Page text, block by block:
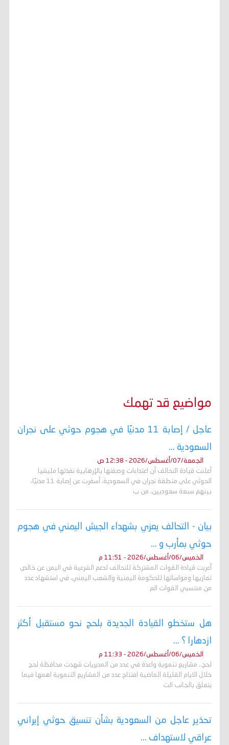
مواضيع قد تهمك
عاجل / إصابة 11 مدنيًا في هجوم حوثي على نجران
السعودية ...
الجمعة/07/أغسطس/2026 - 12:38 ص
أعلنت قيادة التحالف أن اعتداءات وصفتها بالإرهابية نفذتها مليشيا
الحوثي على منطقة نجران في السعودية، أسفرت عن إصابة 11 مدنيًا،
بينهم سبعة سعوديين، من ب
بيان - التحالف يعزي بشهداء الجيش اليمني في هجوم
حوثي بمأرب و ...
الخميس/06/أغسطس/2026 - 11:51 م
أعربت قيادة القوات المشتركة للتحالف لدعم الشرعية في اليمن عن خالص
تعازيها ومواساتها للحكومة اليمنية والشعب اليمني، في استشهاد عدد
من منتسبي القوات الم
هل ستخطو القيادة الجديدة بلحج نحو مستقبل أكثر
ازدهارا ؟ ...
الخميس/06/أغسطس/2026 - 11:33 م
لحج.. مشاريع تنموية واعدة في عدد من المديريات شهدت محافظة لحج
خلال الايام القليلة الماضية افتتاح عدد من المشاريع التنموية اهمها فيما
يتعلق بالجانب الت
تحذير عاجل من السعودية بشأن تنسيق حوثي إيراني
عراقي لاستهداف ...